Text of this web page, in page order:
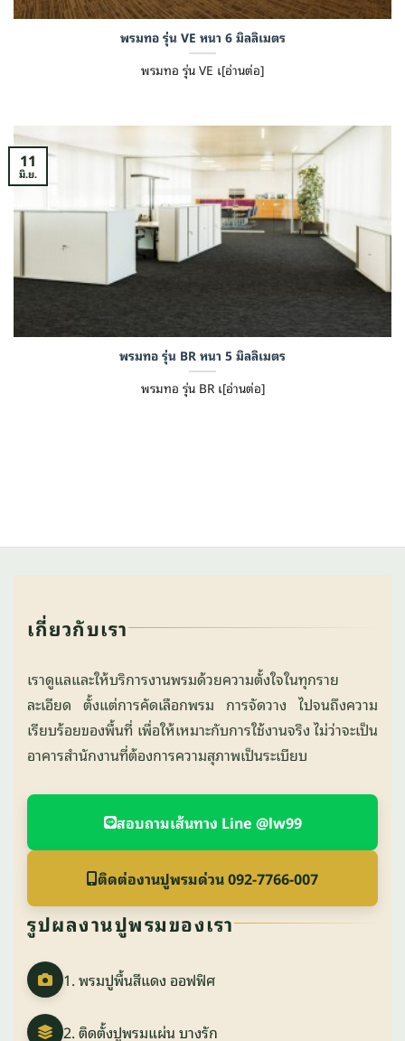
พรมทอ รุ่น VE หนา 6 มิลลิเมตร
พรมทอ รุ่น VE เ[อ่านต่อ]
พรมทอ รุ่น BR หนา 5 มิลลิเมตร
พรมทอ รุ่น BR เ[อ่านต่อ]
11
มิ.ย.
เกี่ยวกับเรา
เราดูแลและให้บริการงานพรมด้วยความตั้งใจในทุกราย
ละเอียด ตั้งแต่การคัดเลือกพรม การจัดวาง ไปจนถึงความ
เรียบร้อยของพื้นที่ เพื่อให้เหมาะกับการใช้งานจริง ไม่ว่าจะเป็น
อาคารสำนักงานที่ต้องการความสุภาพเป็นระเบียบ
สอบถามเส้นทาง Line @lw99
ติดต่องานปูพรมด่วน 092-7766-007
รูปผลงานปูพรมของเรา
1. พรมปูพื้นสีแดง ออฟฟิศ
2. ติดตั้งปูพรมแผ่น บางรัก